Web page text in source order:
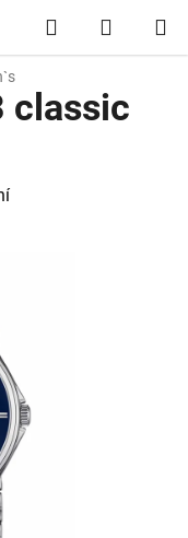
Hledat
classic
hvězdiček.